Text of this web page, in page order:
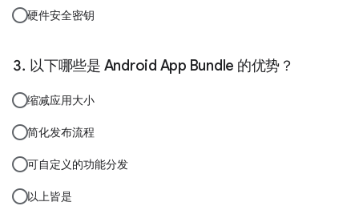
硬件安全密钥
以下哪些是 Android App Bundle 的优势？
缩减应用大小
简化发布流程
可自定义的功能分发
以上皆是